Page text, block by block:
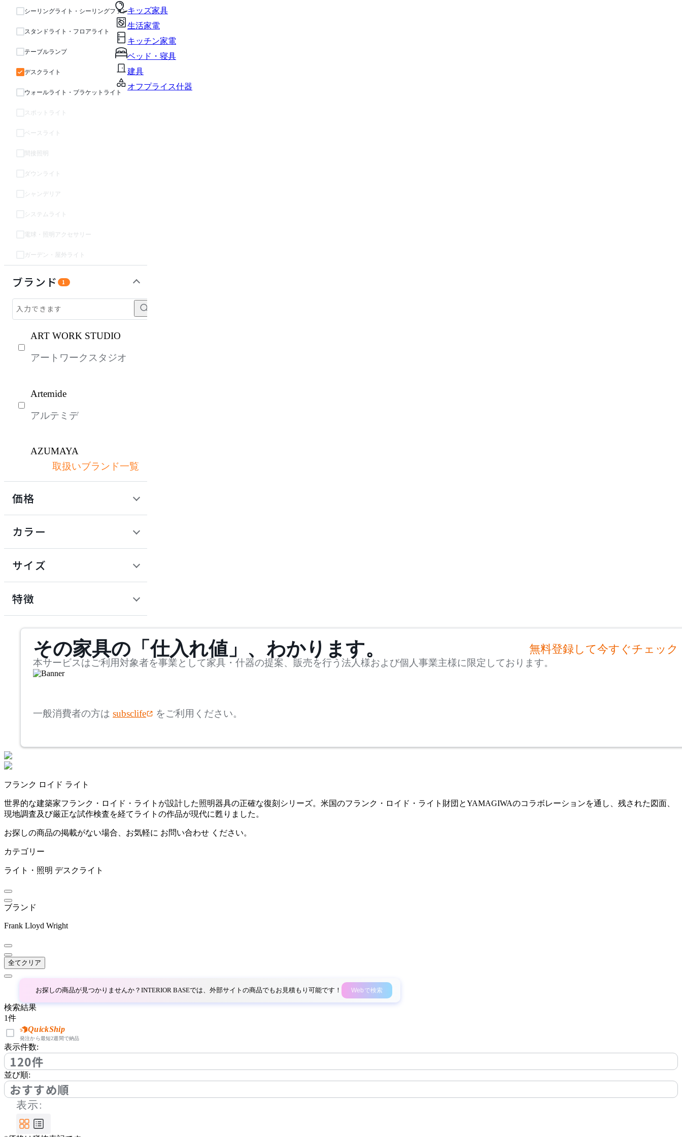
キッズ家具
生活家電
キッチン家電
ベッド・寝具
建具
オフプライス什器
シーリングライト・シーリングファン
スタンドライト・フロアライト
テーブルランプ
デスクライト
ウォールライト・ブラケットライト
スポットライト
ベースライト
間接照明
ダウンライト
シャンデリア
システムライト
電球・照明アクセサリー
ガーデン・屋外ライト
ブランド 1
ART WORK STUDIO
アートワークスタジオ
Artemide
アルテミデ
AZUMAYA
アズマヤ
ディーシーダブリューエ
DI CLASSE
デュエンデ
Frank Lloyd Wright
フランク ロイド ライト
FRITZ HANSEN
フリッツハンセン
HAY
IDÉE
イデー
ITOKI
イトーキ
NAIKI
ナイキ
取扱いブランド一覧
価格
カラー
サイズ
mm
検索
~
~
特徴
その家具の「仕入れ値」、わかります。 無料登録して今すぐチェック
本サービスはご利用対象者を事業として家具・什器の提案、販売を行う法人様および個人事業主様に限定しております。
一般消費者の方は subsclife をご利用ください。
フランク ロイド ライト
世界的な建築家フランク・ロイド・ライトが設計した照明器具の正確な復刻シリーズ。米国のフランク・ロイド・ライト財団とYAMAGIWAのコラボレーションを通し、残された図面、
現地調査及び厳正な試作検査を経てライトの作品が現代に甦りました。
お探しの商品の掲載がない場合、お気軽に お問い合わせ ください。
カテゴリー
ライト・照明 デスクライト
ブランド
Frank Lloyd Wright
全てクリア
お探しの商品が見つかりませんか？INTERIOR BASEでは、外部サイトの商品でもお見積もり可能です！ Webで検索
検索結果
1件
QuickShip
発注から最短2週間で納品
表示件数:
120件
並び順:
おすすめ順
表示: